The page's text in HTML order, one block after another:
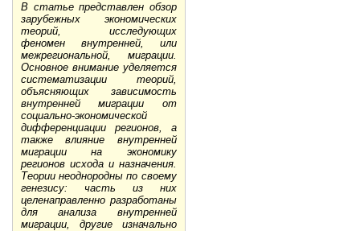
В статье представлен обзор
зарубежных экономических
теорий, исследующих
феномен внутренней, или
межрегиональной, миграции.
Основное внимание уделяется
систематизации теорий,
объясняющих зависимость
внутренней миграции от
социально-экономической
дифференциации регионов, а
также влияние внутренней
миграции на экономику
регионов исхода и назначения.
Теории неоднородны по своему
генезису: часть из них
целенаправленно разработаны
для анализа внутренней
миграции, другие изначально